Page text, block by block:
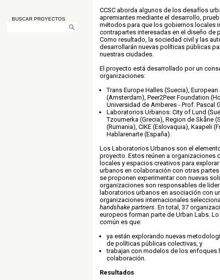
BUSCAR PROYECTOS
CCSC aborda algunos de los desafíos
apremiantes mediante el desarrollo,
métodos para que los gobiernos locales
contrapartes interesadas en el diseño de
Como resultado, la sociedad civil y las
desarrollarán nuevas políticas públicas
nuestras ciudades.
El proyecto está desarrollado por un
organizaciones:
Trans Europe Halles (Suecia),
(Amsterdam), Peer2Peer Foundation
Universidad de Amberes - Prof. Pascal
Laboratorios Urbanos: City of Lund
Tzoumerka (Grecia), Region de Skåne
(Rumania), CIKE (Eslovaquia), Kaapeli
Hablarenarte (España).
Los Laboratorios Urbanos son el
proyecto. Estos reúnen a organizaciones
locales y espacios creativos para
urbanos en colaboración con otras
se proponen experimentar con nuevas
organizaciones son responsables de
laboratorios urbanos en asociación con
organizaciones internacionales
handshake partners. En total, 37
europeos forman parte de Urban Labs.
común es que:
ya están explorando nuevas
de políticas públicas colectivas, y
trabajan con modelos de los enfoques
colaboración.
Resultados